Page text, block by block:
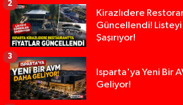
Kirazlıdere
Güncellendi!
Şaşırıyor!
2
Isparta'ya Yeni Bir
Geliyor!
3